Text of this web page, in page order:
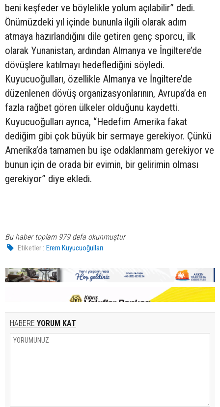
beni keşfeder ve böylelikle yolum açılabilir” dedi.
Önümüzdeki yıl içinde bununla ilgili olarak adım
atmaya hazırlandığını dile getiren genç sporcu, ilk
olarak Yunanistan, ardından Almanya ve İngiltere’de
dövüşlere katılmayı hedeflediğini söyledi.
Kuyucuoğulları, özellikle Almanya ve İngiltere’de
düzenlenen dövüş organizasyonlarının, Avrupa’da en
fazla rağbet gören ülkeler olduğunu kaydetti.
Kuyucuoğulları ayrıca, “Hedefim Amerika fakat
dediğim gibi çok büyük bir sermaye gerekiyor. Çünkü
Amerika’da tamamen bu işe odaklanmam gerekiyor ve
bunun için de orada bir evimin, bir gelirimin olması
gerekiyor” diye ekledi.
Bu haber toplam 979 defa okunmuştur
Etiketler : Erem Kuyucuoğulları
HABERE YORUM KAT